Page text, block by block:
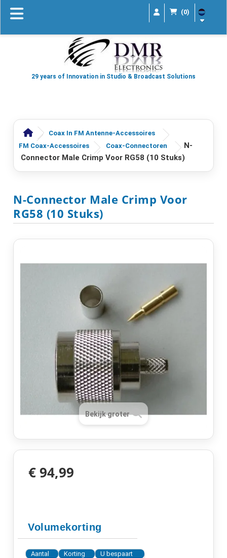
(0)
29 years of Innovation in Studio & Broadcast Solutions
Coax In FM Antenne-Accessoires
FM Coax-Accessoires
Coax-Connectoren
N-
Connector Male Crimp Voor RG58 (10 Stuks)
N-Connector Male Crimp Voor
RG58 (10 Stuks)
Bekijk groter
€ 94,99
Volumekorting
Aantal Korting
U bespaart